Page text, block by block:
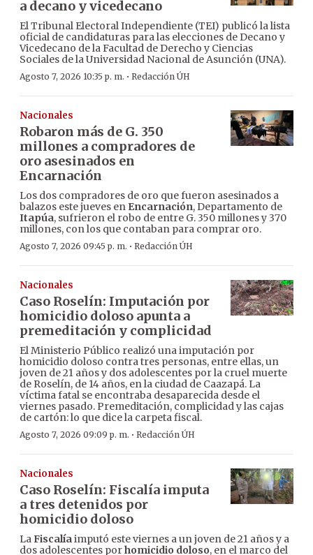
a decano y vicedecano
El Tribunal Electoral Independiente (TEI) publicó la lista
oficial de candidaturas para las elecciones de Decano y
Vicedecano de la Facultad de Derecho y Ciencias
Sociales de la Universidad Nacional de Asunción (UNA).
Agosto 7, 2026 10:35 p. m. · Redacción ÚH
Nacionales
Robaron más de G. 350
millones a compradores de
oro asesinados en
Encarnación
Los dos compradores de oro que fueron asesinados a
balazos este jueves en Encarnación, Departamento de
Itapúa, sufrieron el robo de entre G. 350 millones y 370
millones, con los que contaban para comprar oro.
Agosto 7, 2026 09:45 p. m. · Redacción ÚH
Nacionales
Caso Roselín: Imputación por
homicidio doloso apunta a
premeditación y complicidad
El Ministerio Público realizó una imputación por
homicidio doloso contra tres personas, entre ellas, un
joven de 21 años y dos adolescentes por la cruel muerte
de Roselín, de 14 años, en la ciudad de Caazapá. La
víctima fatal se encontraba desaparecida desde el
viernes pasado. Premeditación, complicidad y las cajas
de cartón: lo que dice la carpeta fiscal.
Agosto 7, 2026 09:09 p. m. · Redacción ÚH
Nacionales
Caso Roselín: Fiscalía imputa
a tres detenidos por
homicidio doloso
LaFiscalíaimputó este viernes a un joven de 21 años y a
dos adolescentes porhomicidio doloso, en el marco del